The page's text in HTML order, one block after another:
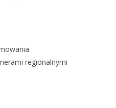
regionalnymi